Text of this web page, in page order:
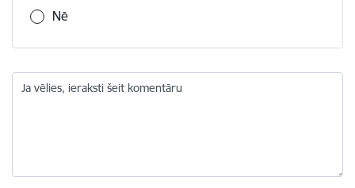
Nē
Ja vēlies, ieraksti šeit komentāru